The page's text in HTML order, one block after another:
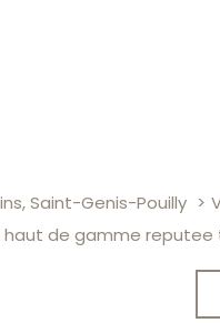
Saint-Genis-Pouilly
de gamme reputee